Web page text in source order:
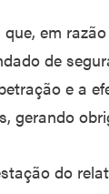
que, em
de
e a
gerando
do